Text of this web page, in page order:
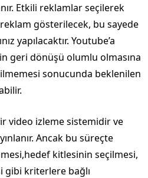
Etkili reklamlar seçilerek
gösterilecek, bu sayede
yapılacaktır. Youtube’a
geri dönüşü olumlu olmasına
sonucunda beklenilen
video izleme sistemidir ve
Ancak bu süreçte
kitlesinin seçilmesi,
kriterlere bağlı